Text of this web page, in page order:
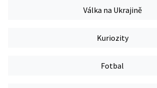
Válka na Ukrajině
Kuriozity
Fotbal